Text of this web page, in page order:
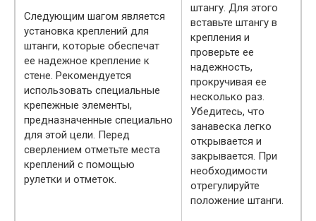
Следующим шагом является
установка креплений для
штанги, которые обеспечат
ее надежное крепление к
стене. Рекомендуется
использовать специальные
крепежные элементы,
предназначенные специально
для этой цели. Перед
сверлением отметьте места
креплений с помощью
рулетки и отметок.
штангу. Для этого
вставьте штангу в
крепления и
проверьте ее
надежность,
прокручивая ее
несколько раз.
Убедитесь, что
занавеска легко
открывается и
закрывается. При
необходимости
отрегулируйте
положение штанги.